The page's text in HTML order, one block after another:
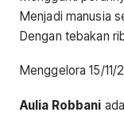
Menjadi manusia
Dengan tebakan
Menggelora 15/11/
Aulia Robbani